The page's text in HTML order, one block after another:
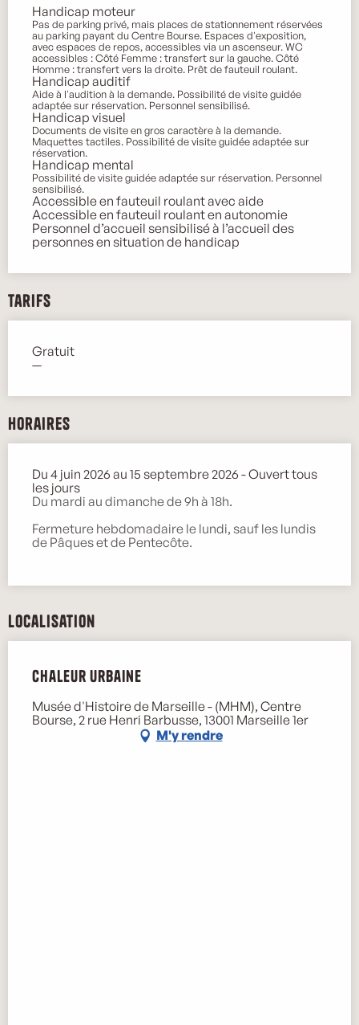
Handicap moteur
Pas de parking privé, mais places de stationnement réservées
au parking payant du Centre Bourse. Espaces d'exposition,
avec espaces de repos, accessibles via un ascenseur. WC
accessibles : Côté Femme : transfert sur la gauche. Côté
Homme : transfert vers la droite. Prêt de fauteuil roulant.
Handicap auditif
Aide à l'audition à la demande. Possibilité de visite guidée
adaptée sur réservation. Personnel sensibilisé.
Handicap visuel
Documents de visite en gros caractère à la demande.
Maquettes tactiles. Possibilité de visite guidée adaptée sur
réservation.
Handicap mental
Possibilité de visite guidée adaptée sur réservation. Personnel
sensibilisé.
Accessible en fauteuil roulant avec aide
Accessible en fauteuil roulant en autonomie
Personnel d’accueil sensibilisé à l’accueil des
personnes en situation de handicap
Tarifs
Gratuit
—
Horaires
Du 4 juin 2026 au 15 septembre 2026 - Ouvert tous
les jours
Du mardi au dimanche de 9h à 18h.
Fermeture hebdomadaire le lundi, sauf les lundis
de Pâques et de Pentecôte.
Localisation
Chaleur urbaine
Musée d'Histoire de Marseille - (MHM), Centre
Bourse, 2 rue Henri Barbusse, 13001 Marseille 1er
M'y rendre